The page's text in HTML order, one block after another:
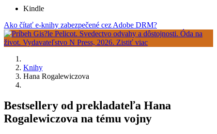
Kindle
Ako čítať e-knihy zabezpečené cez Adobe DRM?
Knihy
Hana Rogalewiczova
Bestsellery od prekladateľa Hana
Rogalewiczova na tému vojny